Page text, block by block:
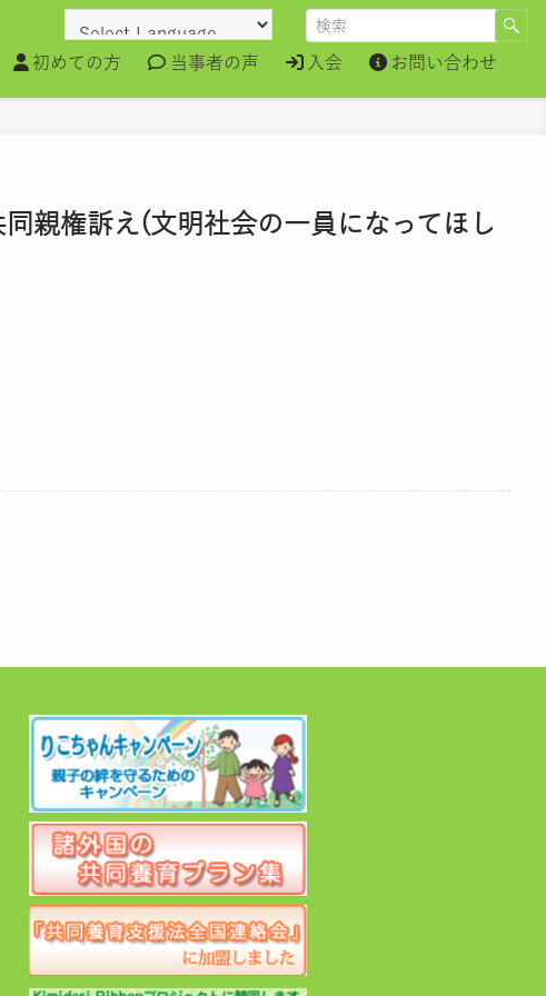
初めての方 当事者の声 入会 お問い合わせ
親権訴え(文明社会の一員になってほし